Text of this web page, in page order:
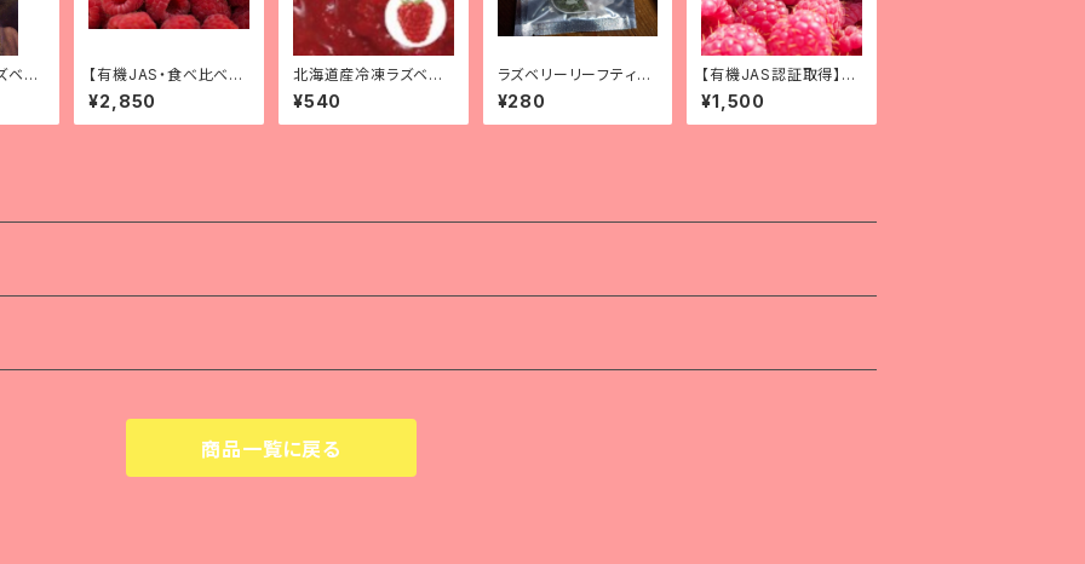
ベリ
【有機JAS・食べ比べ】2
026年産北海道十勝産
冷凍ラズベリー 500
ℊ（250g×2品種）
¥2,850
北海道産冷凍ラズベリ
ーピューレ(100g)
¥540
ラズベリーリーフティー
（ドライベリー入りティ
ーバッグタイプ） 2ba
g 【常温便】
¥280
【有機JAS認証取得】20
26年産北海道十勝産冷
凍ラズベリー 250g
¥1,500
商品一覧に戻る